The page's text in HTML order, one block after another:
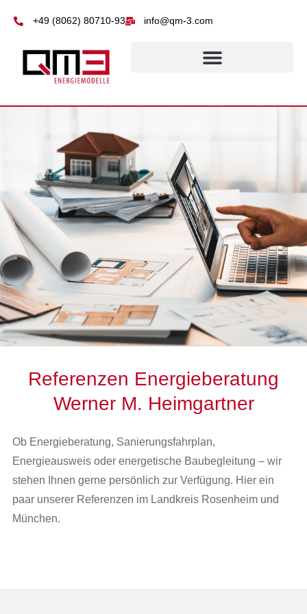
springen+49 (8062) 80710-93 info@qm-3.com
Referenzen Energieberatung
Werner M. Heimgartner
Ob Energieberatung, Sanierungsfahrplan,
Energieausweis oder energetische Baubegleitung – wir
stehen Ihnen gerne persönlich zur Verfügung. Hier ein
paar unserer Referenzen im Landkreis Rosenheim und
München.